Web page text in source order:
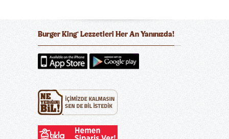
Burger King® Lezzetleri Her An Yanınızda!